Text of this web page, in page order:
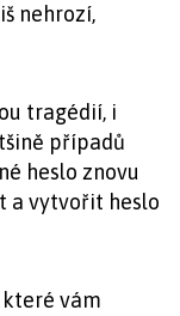
nehrozí,
tragédií, i
případů
heslo znovu
a vytvořit heslo
vám